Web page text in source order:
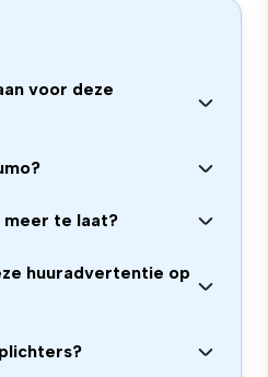
voor deze
meer te laat?
huuradvertentie op